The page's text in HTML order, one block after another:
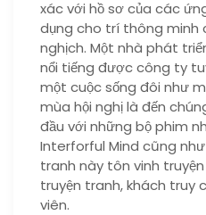
xác với hồ sơ của các
dụng cho trí thông minh
nghịch. Một nhà phát
nổi tiếng được công ty
một cuộc sống đôi như
mùa hội nghị là đến
đầu với những bộ phim
Interforful Mind cũng
tranh này tôn vinh
truyện tranh, khách truy
viên.